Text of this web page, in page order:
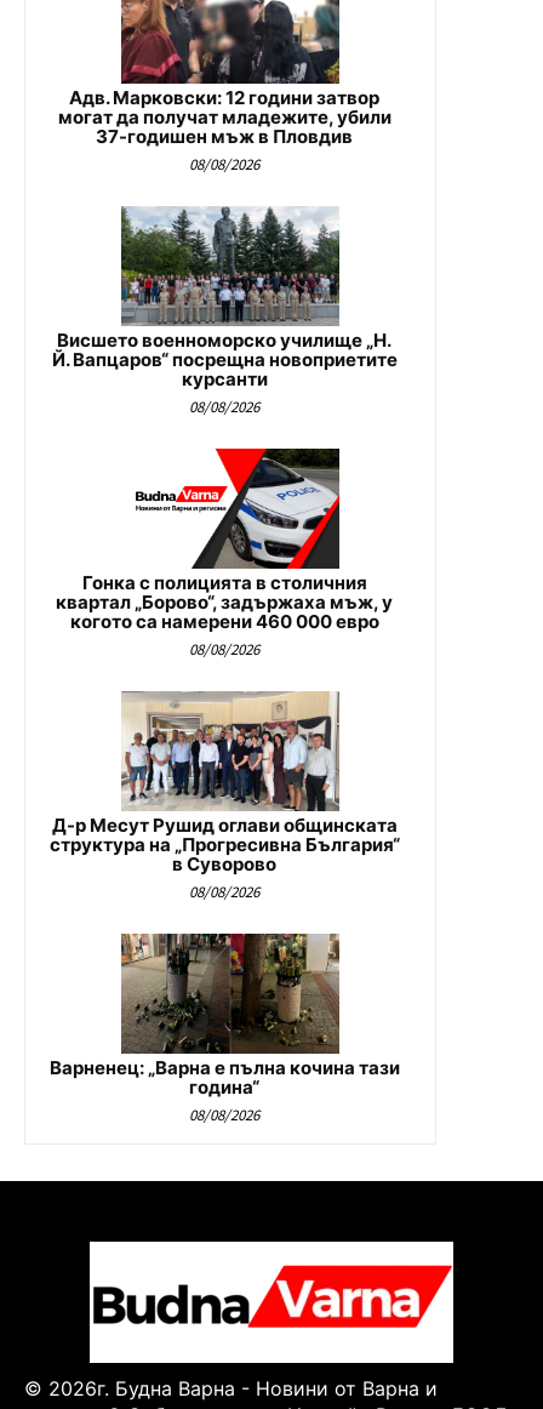
Адв. Марковски: 12 години затвор
могат да получат младежите, убили
37-годишен мъж в Пловдив
08/08/2026
Висшето военноморско училище „Н.
Й. Вапцаров“ посрещна новоприетите
курсанти
08/08/2026
Гонка с полицията в столичния
квартал „Борово“, задържаха мъж, у
когото са намерени 460 000 евро
08/08/2026
Д-р Месут Рушид оглави общинската
структура на „Прогресивна България“
в Суворово
08/08/2026
Варненец: „Варна е пълна кочина тази
година“
08/08/2026
© 2026г. Будна Варна - Новини от Варна и